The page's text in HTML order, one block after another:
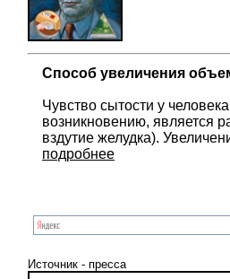
Cпособ увеличения
Чувство сытости у
возникновению, является
вздутие желудка).
подробнее
Источник - пресса